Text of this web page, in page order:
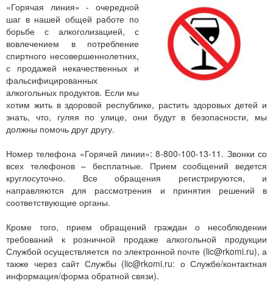
«Горячая линия» - очередной
шаг в нашей общей работе по
борьбе с алкоголизацией, с
вовлечением в потребление
спиртного несовершеннолетних,
с продажей некачественных и
фальсифицированных
алкогольных продуктов. Если мы
хотим жить в здоровой республике, растить здоровых детей и
знать, что, гуляя по улице, они будут в безопасности, мы
должны помочь друг другу.
Номер телефона «Горячей линии»: 8-800-100-13-11. Звонки со
всех телефонов – бесплатные. Прием сообщений ведется
круглосуточно. Все обращения регистрируются, и
направляются для рассмотрения и принятия решений в
соответствующие органы.
Кроме того, прием обращений граждан о несоблюдении
требований к розничной продаже алкогольной продукции
Службой осуществляется по электронной почте (lic@rkomi.ru), а
также через сайт Службы (lic@rkomi.ru: о Службе/контактная
информация/форма обратной связи).